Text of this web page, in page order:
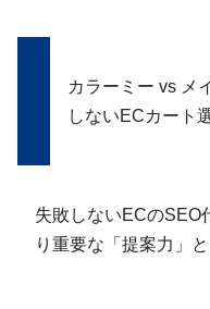
カラーミー vs メ
しないECカート
失敗しないECのSEO
り重要な「提案力」